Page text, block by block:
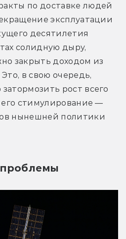
по доставке людей
эксплуатации
десятилетия
солидную дыру,
закрыть доходом из
в свою очередь,
рост всего
его стимулирование —
нынешней политики